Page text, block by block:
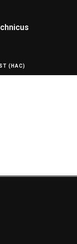
(HAC)